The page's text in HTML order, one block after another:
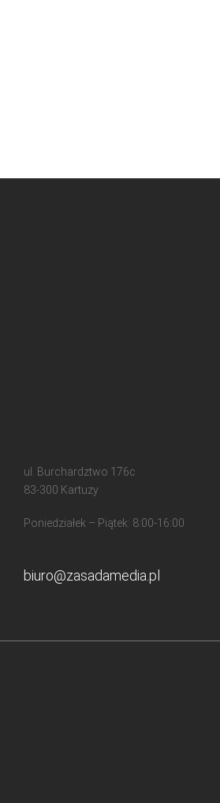
ul. Burchardztwo 176c
83-300 Kartuzy
Poniedziałek – Piątek: 8:00-16:00
biuro@zasadamedia.pl